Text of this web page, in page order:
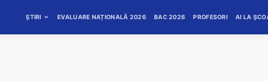
ȘTIRI EVALUARE NAȚIONALĂ 2026 BAC 2026 PROFESORI AI LA